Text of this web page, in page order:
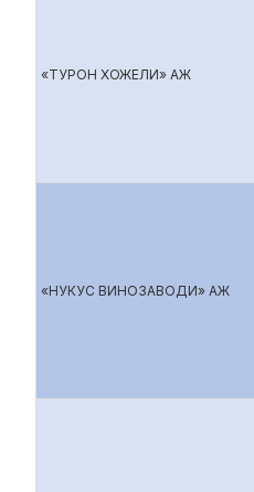
«ТУРОН ХОЖЕЛИ» АЖ
«НУКУС ВИНОЗАВОДИ» АЖ